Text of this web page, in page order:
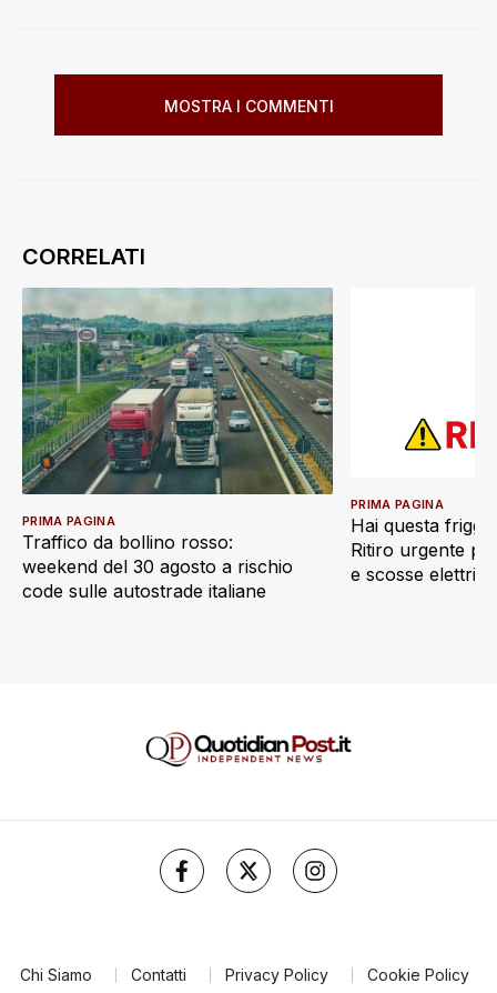
MOSTRA I COMMENTI
Traffico da bollino rosso:
weekend del 30 agosto a rischio
code sulle autostrade italiane
PRIMA PAGINA
Hai questa
Ritiro urgente
e scosse
PRIMA PAGINA
Chi Siamo Contatti Privacy Policy Cookie Policy